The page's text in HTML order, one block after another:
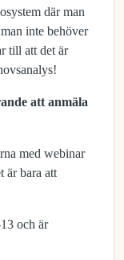
där man
inte behöver
till att det är
att anmäla
med webinar
är bara att
och är